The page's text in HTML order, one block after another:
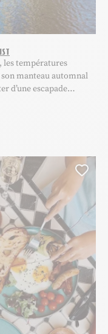
les températures
manteau automnal
d’une escapade
ville et nature en